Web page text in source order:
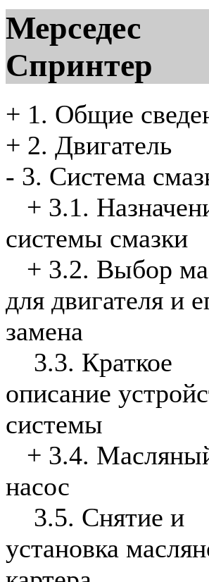
Мерседес
Спринтер
+ 1. Общие
+ 2. Двигатель
- 3. Система
+ 3.1.
системы смазки
+ 3.2. Выбор
для двигателя и
замена
3.3. Краткое
описание
системы
+ 3.4.
насос
3.5. Снятие и
установка